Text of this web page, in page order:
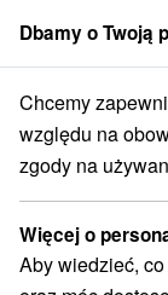
członek grupySorger
do 31.08.2026
Piękna w
Beauty
Uzdrowisko
do 31.08.2026
Dbamy o Twoją
Chcemy
względu na
zgody na
Więcej o
Aby wiedzieć,